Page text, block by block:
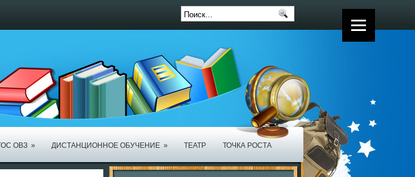
ОВЗ » ДИСТАНЦИОННОЕ ОБУЧЕНИЕ » ТЕАТР ТОЧКА РОСТА